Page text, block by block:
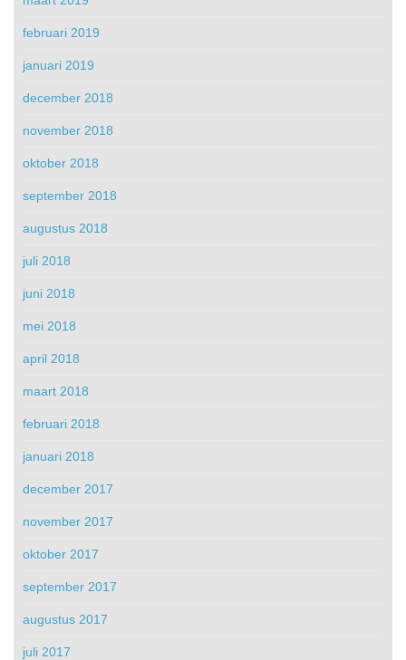
februari 2019
januari 2019
december 2018
november 2018
oktober 2018
september 2018
augustus 2018
juli 2018
juni 2018
mei 2018
april 2018
maart 2018
februari 2018
januari 2018
december 2017
november 2017
oktober 2017
september 2017
augustus 2017
juli 2017